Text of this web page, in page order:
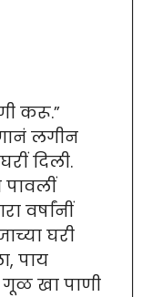
करू.”
लगीन
दिली.
पावलीं
वर्षांनीं
घरी
पाय
गूळ खा पाणी